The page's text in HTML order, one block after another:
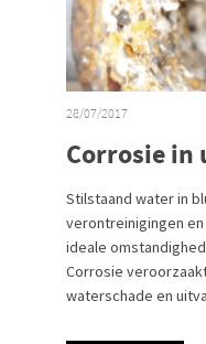
28/07/2017
Corrosie
Stilstaand water in
verontreinigingen
ideale
Corrosie
waterschade en